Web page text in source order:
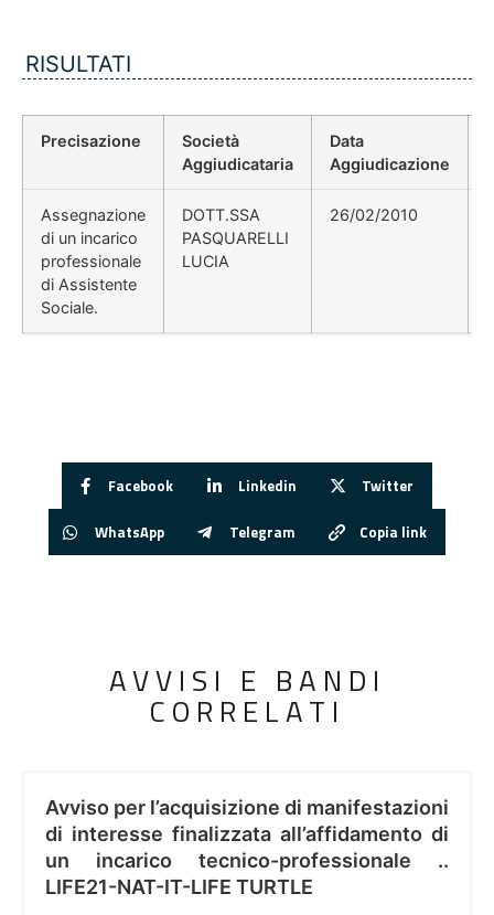
RISULTATI
Precisazione
Società
Aggiudicataria
Data
Aggiudicazione
Assegnazione
di un incarico
professionale
di Assistente
Sociale.
DOTT.SSA
PASQUARELLI
LUCIA
26/02/2010
Facebook Linkedin Twitter
WhatsApp Telegram Copia link
AVVISI E BANDI
CORRELATI
Avviso per l’acquisizione di manifestazioni
di interesse finalizzata all’affidamento di
un incarico tecnico-professionale ..
LIFE21-NAT-IT-LIFE TURTLE